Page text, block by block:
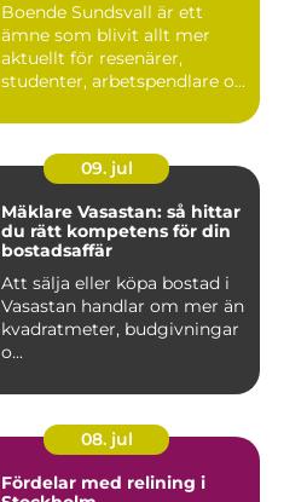
Boende Sundsvall är ett
ämne som blivit allt mer
aktuellt för resenärer,
studenter, arbetspendlare o...
09. jul
Mäklare Vasastan: så hittar
du rätt kompetens för din
bostadsaffär
Att sälja eller köpa bostad i
Vasastan handlar om mer än
kvadratmeter, budgivningar
o...
08. jul
Fördelar med relining i